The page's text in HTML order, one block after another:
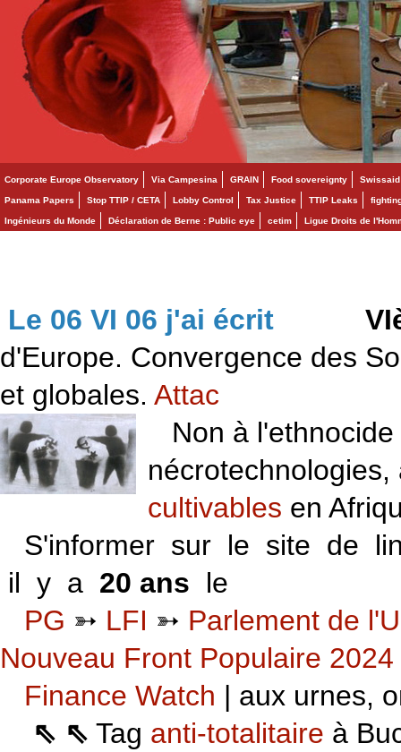
Corporate Europe Observatory Via Campesina GRAIN Food sovereignty Swissaid
Panama Papers Stop TTIP / CETA Lobby Control Tax Justice TTIP Leaks
Ingénieurs du Monde Déclaration de Berne : Public eye cetim Ligue Droits de
Le 06 VI 06 j'ai écrit
d'Europe. Convergence des
et globales. Attac
Non à l'ethnocide
cultivables en
S'informer sur le site de
il y a 20 ans le
PG ➳ LFI ➳ Parlement de
Nouveau Front Populaire 2024
Finance Watch | aux urnes,
⇖ ⇖ Tag anti-totalitaire à